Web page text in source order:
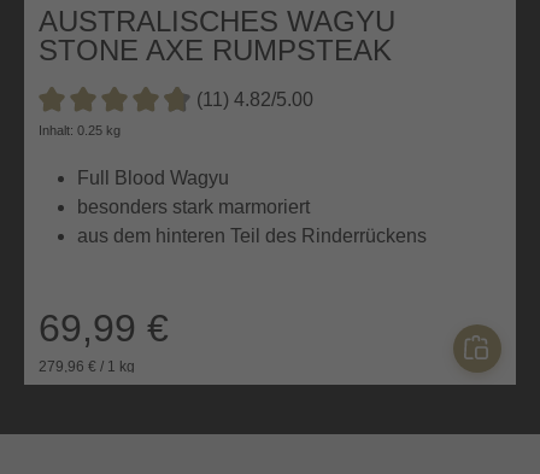
AUSTRALISCHES WAGYU
STONE AXE RUMPSTEAK
Durchschnittliche Bewertung von 4.8 von 5 Sternen
(11) 4.82/5.00
Inhalt: 0.25 kg
Full Blood Wagyu
besonders stark marmoriert
aus dem hinteren Teil des Rinderrückens
69,99 €
279,96 € / 1 kg